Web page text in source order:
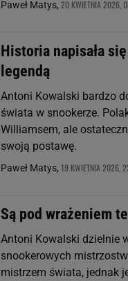
Paweł Matys, 20 KWIETNIA 2026,
Historia napisała
legendą
Antoni Kowalski bardzo
świata w snookerze.
Williamsem, ale
swoją postawę.
Paweł Matys, 19 KWIETNIA 2026,
Są pod wrażeniem
Antoni Kowalski dzielnie
snookerowych
mistrzem świata, jednak